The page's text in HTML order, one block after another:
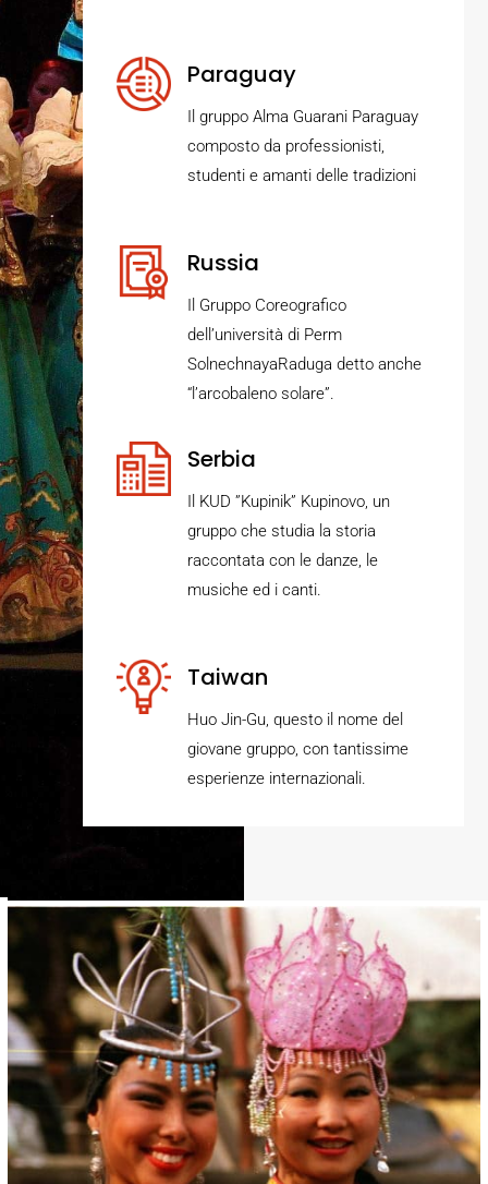
Paraguay
Il gruppo Alma Guarani Paraguay
composto da professionisti,
studenti e amanti delle tradizioni
Russia
Il Gruppo Coreografico
dell’università di Perm
SolnechnayaRaduga detto anche
“l’arcobaleno solare”.
Serbia
Il KUD ”Kupinik” Kupinovo, un
gruppo che studia la storia
raccontata con le danze, le
musiche ed i canti.
Taiwan
Huo Jin-Gu, questo il nome del
giovane gruppo, con tantissime
esperienze internazionali.